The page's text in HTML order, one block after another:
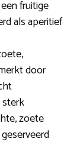
fruitige
als aperitief
door
sterk
zoete